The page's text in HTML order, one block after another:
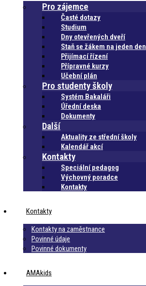
Pro zájemce
Časté dotazy
Studium
Dny otevřených dveří
Staň se žákem na jeden den
Přijímací řízení
Přípravné kurzy
Učební plán
Pro studenty školy
Systém Bakaláři
Úřední deska
Dokumenty
Další
Aktuality ze střední školy
Kalendář akcí
Kontakty
Speciální pedagog
Výchovný poradce
Kontakty
Kontakty
Kontakty na zaměstnance
Povinné údaje
Povinné dokumenty
AMAkids